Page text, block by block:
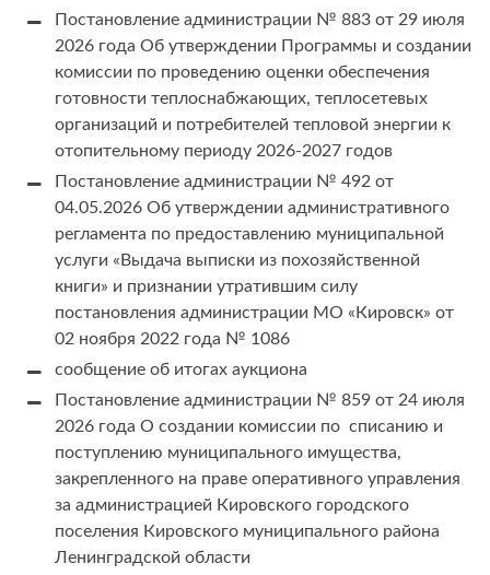
Постановление администрации № 883 от 29 июля
2026 года Об утверждении Программы и создании
комиссии по проведению оценки обеспечения
готовности теплоснабжающих, теплосетевых
организаций и потребителей тепловой энергии к
отопительному периоду 2026-2027 годов
Постановление администрации № 492 от
04.05.2026 Об утверждении административного
регламента по предоставлению муниципальной
услуги «Выдача выписки из похозяйственной
книги» и признании утратившим силу
постановления администрации МО «Кировск» от
02 ноября 2022 года № 1086
сообщение об итогах аукциона
Постановление администрации № 859 от 24 июля
2026 года О создании комиссии по списанию и
поступлению муниципального имущества,
закрепленного на праве оперативного управления
за администрацией Кировского городского
поселения Кировского муниципального района
Ленинградской области